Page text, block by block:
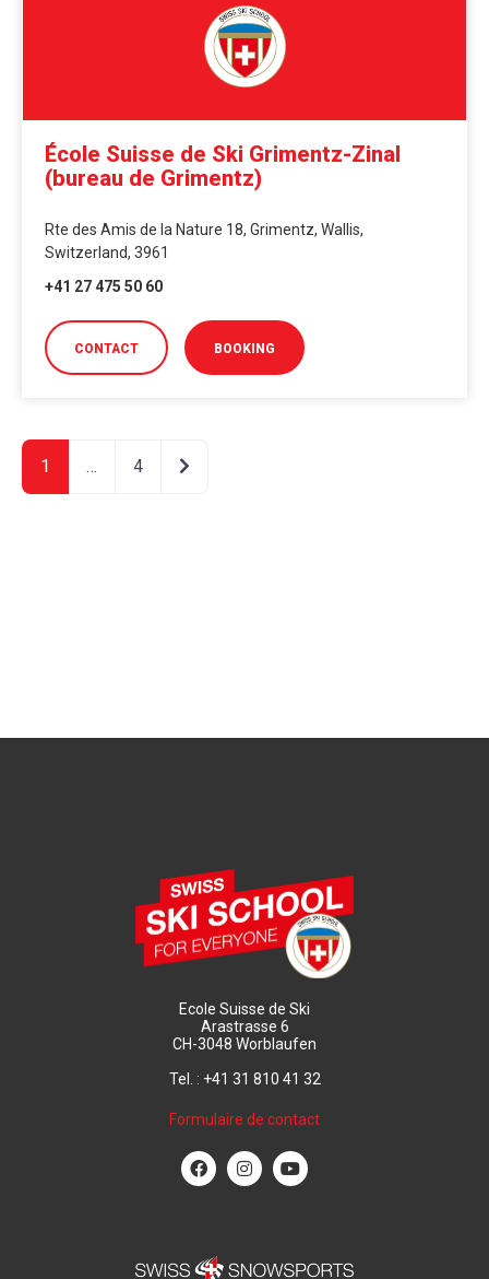
École Suisse de Ski Grimentz-Zinal
(bureau de Grimentz)
Rte des Amis de la Nature 18, Grimentz, Wallis,
Switzerland, 3961
+41 27 475 50 60
CONTACT BOOKING
1 … 4 Older posts
Ecole Suisse de Ski
Arastrasse 6
CH-3048 Worblaufen
Tel. : +41 31 810 41 32
Formulaire de contact